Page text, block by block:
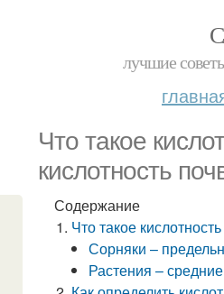
лучшие
Что такое
кислотность
Содержание
Что такое
Сорняки –
Растения –